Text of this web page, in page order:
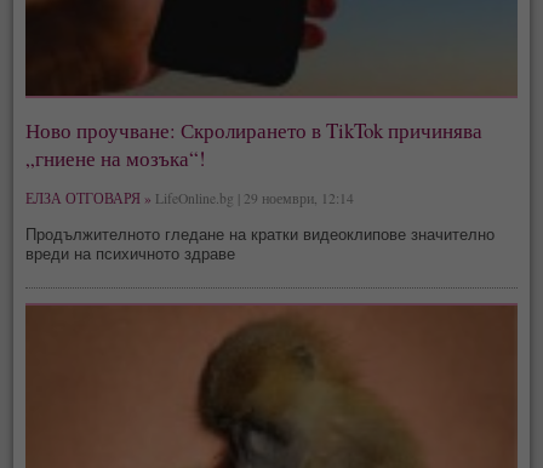
Ново проучване: Скролирането в TikTok причинява
„гниене на мозъка“!
ЕЛЗА ОТГОВАРЯ » LifeOnline.bg | 29 ноември, 12:14
Продължителното гледане на кратки видеоклипове значително
вреди на психичното здраве